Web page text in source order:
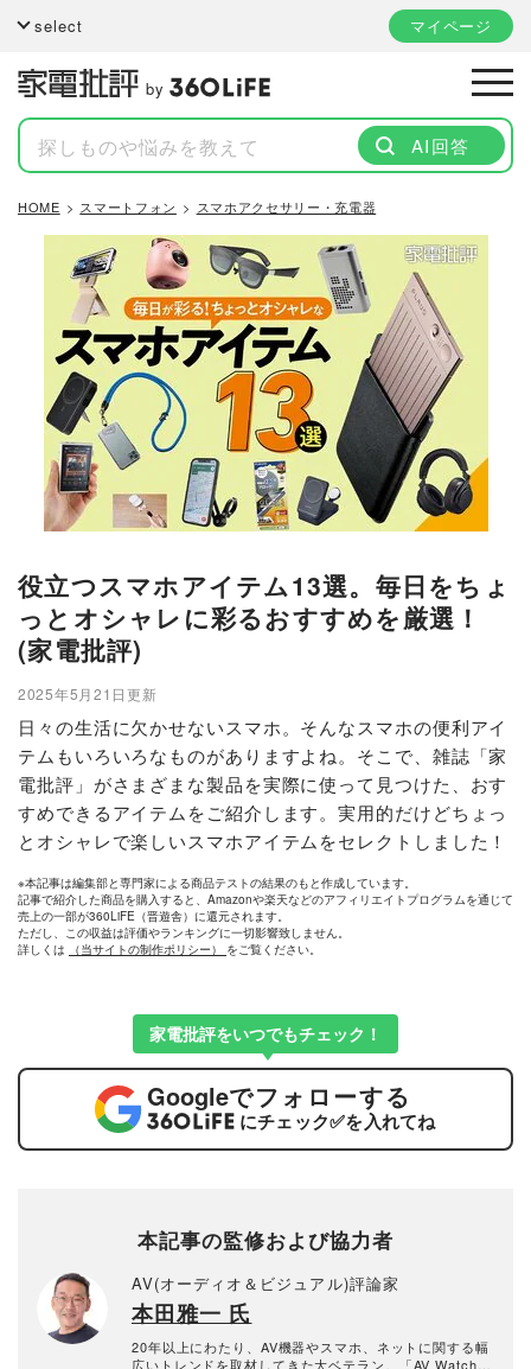
select マイページ
by
AI回答
HOME スマートフォン スマホアクセサリー・充電器
役立つスマホアイテム13選。毎日をちょ
っとオシャレに彩るおすすめを厳選！
(家電批評)
2025年5月21日更新
日々の生活に欠かせないスマホ。そんなスマホの便利アイ
テムもいろいろなものがありますよね。そこで、雑誌「家
電批評」がさまざまな製品を実際に使って見つけた、おす
すめできるアイテムをご紹介します。実用的だけどちょっ
とオシャレで楽しいスマホアイテムをセレクトしました！
※本記事は編集部と専門家による商品テストの結果のもと作成しています。
記事で紹介した商品を購入すると、Amazonや楽天などのアフィリエイトプログラムを通じて
売上の一部が360LiFE（晋遊舎）に還元されます。
ただし、この収益は評価やランキングに一切影響致しません。
詳しくは
（当サイトの制作ポリシー） をご覧ください。
家電批評をいつでもチェック！
Googleでフォローする
にチェック✅を入れてね
本記事の監修および協力者
AV(オーディオ＆ビジュアル)評論家
本田雅一 氏
20年以上にわたり、AV機器やスマホ、ネットに関する幅
広いトレンドを取材してきた大ベテラン。「AV Watch」